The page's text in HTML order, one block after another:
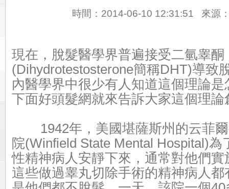
時間：2014-06-10 12:31:51 來源
現在，脫髮醫學界普遍接受二氫睾酮
(Dihydrotestosterone簡稱DHT)導致
內醫學界中很少有人知道這個理論
下面好頭髮網就來告訴大家這個理論
1942年，美國堪薩斯州的云菲
院(Winfield State Mental Hospital)為
性精神病人安靜下來，通常對他們
這些做過睾丸切除手術的精神病人